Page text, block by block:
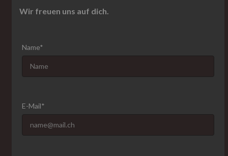
Wir freuen uns auf dich.
Name*
E-Mail*